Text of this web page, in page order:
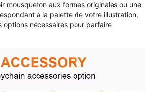
mousqueton aux formes originales ou une
à la palette de votre illustration,
options nécessaires pour parfaire